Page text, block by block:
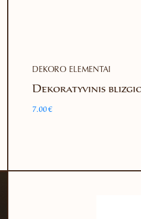
DEKORO ELEMENTAI
Dekoratyvinis
7.00€